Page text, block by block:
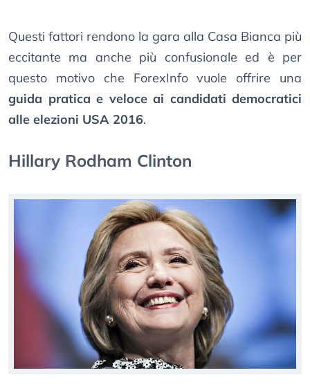
Questi fattori rendono la gara alla Casa Bianca più
eccitante ma anche più confusionale ed è per
questo motivo che ForexInfo vuole offrire una
guida pratica e veloce ai candidati democratici
alle elezioni USA 2016.
Hillary Rodham Clinton